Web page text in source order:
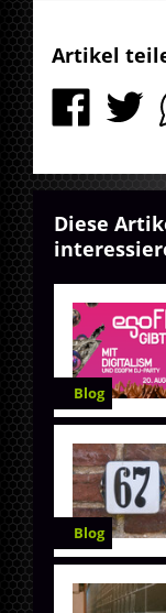
Artikel
Diese
Blog
Blog